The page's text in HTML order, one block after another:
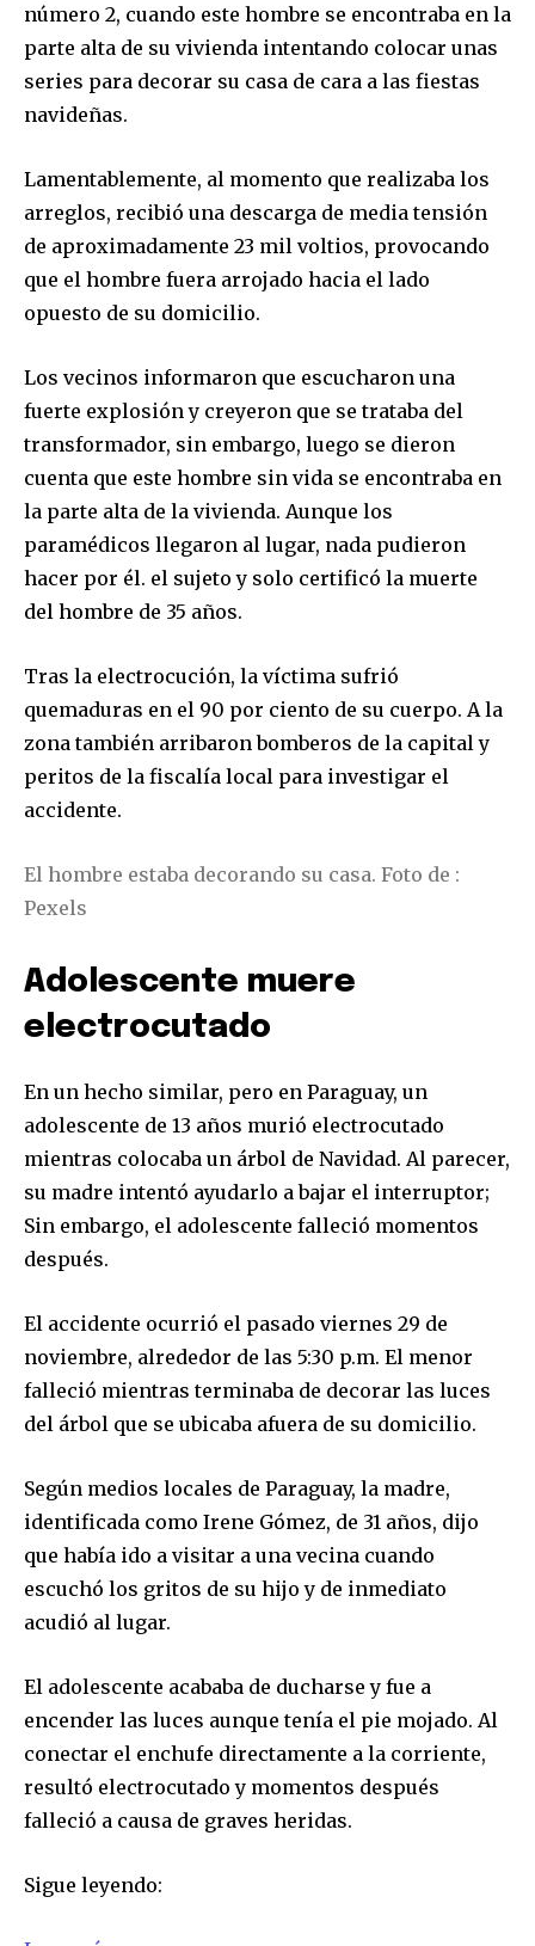
suscriptores y sé parte de la
conversación.
y da click en el botón de "suscribir". No te preocupes,
INBOX. Tu información está segura con nosotros.
Acepto laPolítica de Privacidad
Seguidores
32,214
Seguidores
número 2, cuando este hombre se encontraba en la
parte alta de su vivienda intentando colocar unas
series para decorar su casa de cara a las fiestas
navideñas.
Lamentablemente, al momento que realizaba los
arreglos, recibió una descarga de media tensión
de aproximadamente 23 mil voltios, provocando
que el hombre fuera arrojado hacia el lado
opuesto de su domicilio.
Los vecinos informaron que escucharon una
fuerte explosión y creyeron que se trataba del
transformador, sin embargo, luego se dieron
cuenta que este hombre sin vida se encontraba en
la parte alta de la vivienda. Aunque los
paramédicos llegaron al lugar, nada pudieron
hacer por él. el sujeto y solo certificó la muerte
del hombre de 35 años.
Tras la electrocución, la víctima sufrió
quemaduras en el 90 por ciento de su cuerpo. A la
zona también arribaron bomberos de la capital y
peritos de la fiscalía local para investigar el
accidente.
El hombre estaba decorando su casa. Foto de :
Pexels
Adolescente muere
electrocutado
En un hecho similar, pero en Paraguay, un
adolescente de 13 años murió electrocutado
mientras colocaba un árbol de Navidad. Al parecer,
su madre intentó ayudarlo a bajar el interruptor;
Sin embargo, el adolescente falleció momentos
después.
El accidente ocurrió el pasado viernes 29 de
noviembre, alrededor de las 5:30 p.m. El menor
falleció mientras terminaba de decorar las luces
del árbol que se ubicaba afuera de su domicilio.
Según medios locales de Paraguay, la madre,
identificada como Irene Gómez, de 31 años, dijo
que había ido a visitar a una vecina cuando
escuchó los gritos de su hijo y de inmediato
acudió al lugar.
El adolescente acababa de ducharse y fue a
encender las luces aunque tenía el pie mojado. Al
conectar el enchufe directamente a la corriente,
resultó electrocutado y momentos después
falleció a causa de graves heridas.
Sigue leyendo: